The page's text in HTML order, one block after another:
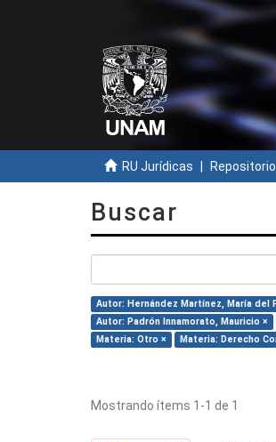
RU Jurídicas
Buscar
Autor: Hernández Martínez, María del
Autor: Padrón Innamorato, Mauricio ×
Materia: Otro ×
Materia: Derecho
Mostrando ítems 1-1 de 1